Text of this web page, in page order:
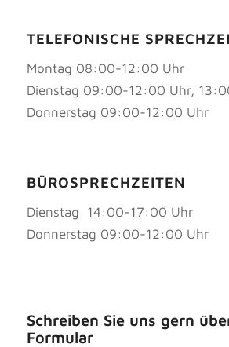
TELEFONISCHE
Montag 08:00-12:00 Uhr
Dienstag 09:00-12:00 Uhr,
Donnerstag 09:00-12:00 Uhr
BÜROSPRECHZEITEN
Dienstag 14:00-17:00 Uhr
Donnerstag 09:00-12:00 Uhr
Schreiben Sie uns gern
Formular